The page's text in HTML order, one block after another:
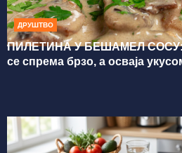
ДРУШТВО
ПИЛЕТИНА У БЕШАМЕЛ СОСУ:
се спрема брзо, а осваја